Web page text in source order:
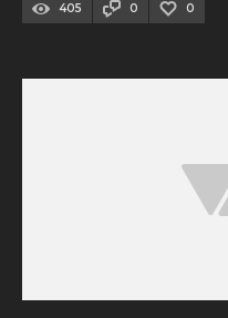
405 0 0